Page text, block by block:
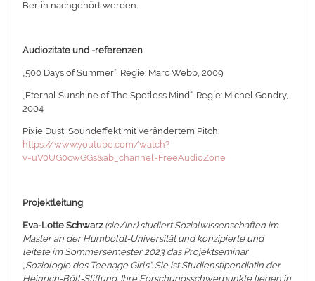
Berlin nachgehört werden.
Audiozitate und -referenzen
„500 Days of Summer“, Regie: Marc Webb, 2009
„Eternal Sunshine of The Spotless Mind“, Regie: Michel Gondry,
2004
Pixie Dust, Soundeffekt mit verändertem Pitch:
https://www.youtube.com/watch?
v=uV0UG0cwGGs&ab_channel=FreeAudioZone
Projektleitung
Eva-Lotte Schwarz (sie/ihr) studiert Sozialwissenschaften im
Master an der Humboldt-Universität und konzipierte und
leitete im Sommersemester 2023 das Projektseminar
„Soziologie des Teenage Girls“. Sie ist Studienstipendiatin der
Heinrich-Böll-Stiftung. Ihre Forschungsschwerpunkte liegen in